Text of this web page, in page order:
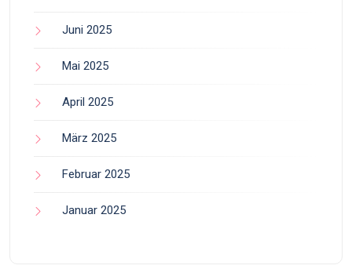
Juni 2025
Mai 2025
April 2025
März 2025
Februar 2025
Januar 2025